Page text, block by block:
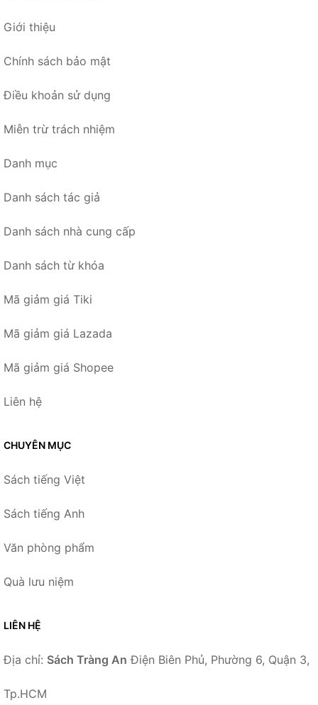
Giới thiệu
Chính sách bảo mật
Điều khoản sử dụng
Miễn trừ trách nhiệm
Danh mục
Danh sách tác giả
Danh sách nhà cung cấp
Danh sách từ khóa
Mã giảm giá Tiki
Mã giảm giá Lazada
Mã giảm giá Shopee
Liên hệ
CHUYÊN MỤC
Sách tiếng Việt
Sách tiếng Anh
Văn phòng phẩm
Quà lưu niệm
LIÊN HỆ
Địa chỉ: Sách Tràng An Điện Biên Phủ, Phường 6, Quận 3,
Tp.HCM